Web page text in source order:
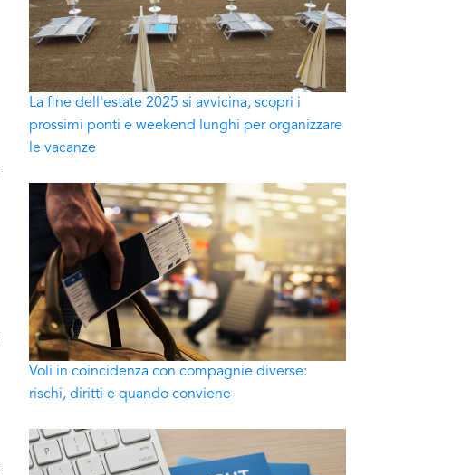
La fine dell'estate 2025 si avvicina, scopri i
prossimi ponti e weekend lunghi per organizzare
le vacanze
Voli in coincidenza con compagnie diverse:
rischi, diritti e quando conviene